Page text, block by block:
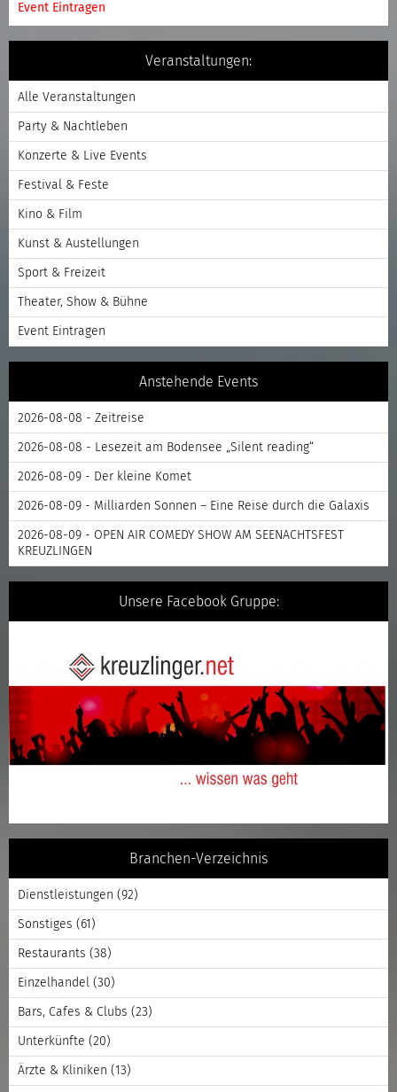
Event Eintragen
Veranstaltungen:
Alle Veranstaltungen
Party & Nachtleben
Konzerte & Live Events
Festival & Feste
Kino & Film
Kunst & Austellungen
Sport & Freizeit
Theater, Show & Bühne
Event Eintragen
Anstehende Events
2026-08-08 - Zeitreise
2026-08-08 - Lesezeit am Bodensee „Silent reading“
2026-08-09 - Der kleine Komet
2026-08-09 - Milliarden Sonnen – Eine Reise durch die Galaxis
2026-08-09 - OPEN AIR COMEDY SHOW AM SEENACHTSFEST
KREUZLINGEN
Unsere Facebook Gruppe:
Branchen-Verzeichnis
Dienstleistungen (92)
Sonstiges (61)
Restaurants (38)
Einzelhandel (30)
Bars, Cafes & Clubs (23)
Unterkünfte (20)
Ärzte & Kliniken (13)